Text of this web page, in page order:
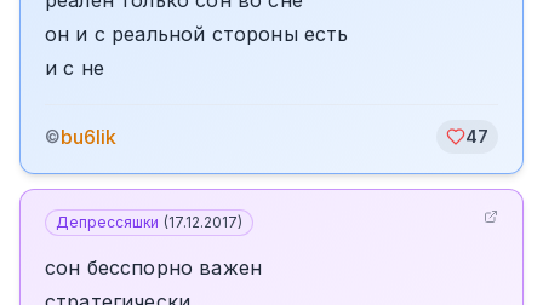
он и с реальной стороны есть
и с не
©bu6lik 47
Депрессяшки (17.12.2017)
сон бесспорно важен